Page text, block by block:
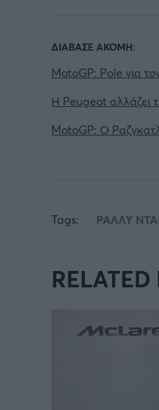
ΔΙΑΒΑΣΕ ΑΚΟΜΗ:
MotoGP: Pole για
Η Peugeot αλλάζει
MotoGP: Ο
Tags: ΡΑΛΛΥ